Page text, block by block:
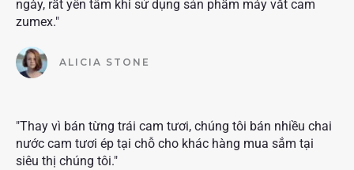
ngày, rất yên tâm khi sử dụng sản phẩm máy vắt cam
zumex."
ALICIA STONE
"Thay vì bán từng trái cam tươi, chúng tôi bán nhiều chai
nước cam tươi ép tại chỗ cho khác hàng mua sắm tại
siêu thị chúng tôi."